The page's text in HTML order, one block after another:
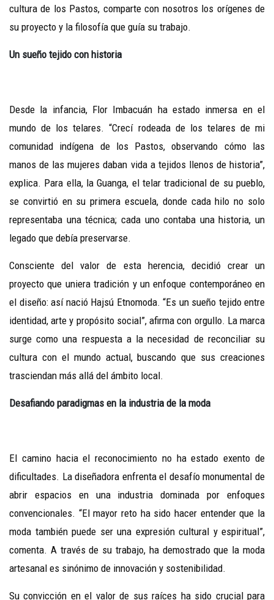
cultura de los Pastos, comparte con nosotros los orígenes de
su proyecto y la filosofía que guía su trabajo.
Un sueño tejido con historia
Desde la infancia, Flor Imbacuán ha estado inmersa en el
mundo de los telares. “Crecí rodeada de los telares de mi
comunidad indígena de los Pastos, observando cómo las
manos de las mujeres daban vida a tejidos llenos de historia”,
explica. Para ella, la Guanga, el telar tradicional de su pueblo,
se convirtió en su primera escuela, donde cada hilo no solo
representaba una técnica; cada uno contaba una historia, un
legado que debía preservarse.
Consciente del valor de esta herencia, decidió crear un
proyecto que uniera tradición y un enfoque contemporáneo en
el diseño: así nació Hajsú Etnomoda. “Es un sueño tejido entre
identidad, arte y propósito social”, afirma con orgullo. La marca
surge como una respuesta a la necesidad de reconciliar su
cultura con el mundo actual, buscando que sus creaciones
trasciendan más allá del ámbito local.
Desafiando paradigmas en la industria de la moda
El camino hacia el reconocimiento no ha estado exento de
dificultades. La diseñadora enfrenta el desafío monumental de
abrir espacios en una industria dominada por enfoques
convencionales. “El mayor reto ha sido hacer entender que la
moda también puede ser una expresión cultural y espiritual”,
comenta. A través de su trabajo, ha demostrado que la moda
artesanal es sinónimo de innovación y sostenibilidad.
Su convicción en el valor de sus raíces ha sido crucial para